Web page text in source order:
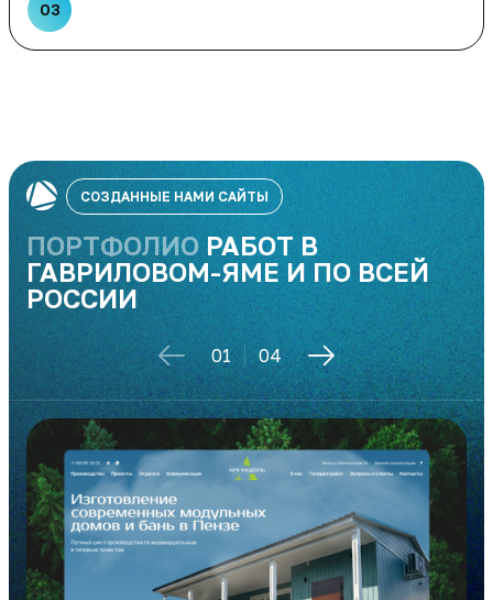
03
СОЗДАННЫЕ НАМИ САЙТЫ
ПОРТФОЛИОРАБОТ В
ГАВРИЛОВОМ-ЯМЕ И ПО ВСЕЙ
РОССИИ
01 04